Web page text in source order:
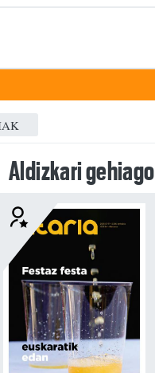
Aldizkari gehiago